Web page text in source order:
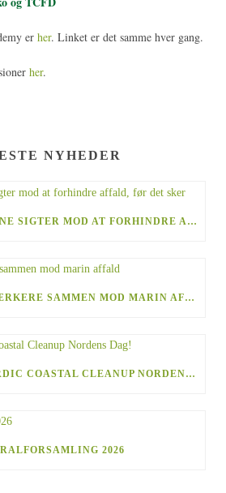
er her. Linket er det samme hver gang.
her.
NYHEDER
NORDISK KAMPAGNE SIGTER MOD AT FORHINDRE AFFALD, FØR DET SKER
NORDEN STÅR STÆRKERE SAMMEN MOD MARIN AFFALD
I DAG FEJRER NORDIC COASTAL CLEANUP NORDENS DAG!
2026